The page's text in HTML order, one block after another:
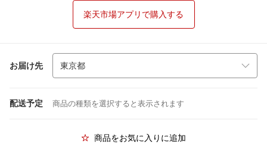
楽天市場アプリで購入する
お届け先
配送予定 商品の種類を選択すると表示されます
商品をお気に入りに追加